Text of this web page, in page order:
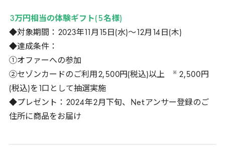
3万円相当の体験ギフト( 5名様)
◆対象期間： 2023年11 月 15 日(水)～12月 14 日(木)
◆達成条件：
①オファーへの参加
②セゾンカードのご利用 2, 500円(税込)以上※ 2,500円
(税込)を 1 口として抽選実施
◆プレゼント： 2024年2月下旬、 Netアンサー登録のご
住所に商品をお届け